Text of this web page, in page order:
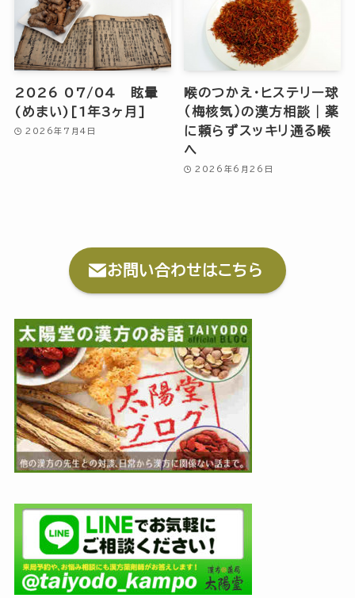
2026 07/04 眩暈
(めまい)[1年3ヶ月]
2026年7月4日
喉のつかえ・ヒステリー球
（梅核気）の漢方相談｜薬
に頼らずスッキリ通る喉
へ
2026年6月26日
お問い合わせはこちら